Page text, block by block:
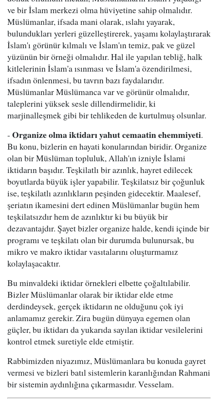
ve bir İslam merkezi olma hüviyetine sahip olmalıdır.
Müslümanlar, ifsada mani olarak, ıslahı yayarak,
bulundukları yerleri güzelleştirerek, yaşamı kolaylaştırarak
İslam'ı görünür kılmalı ve İslam'ın temiz, pak ve güzel
yüzünün bir örneği olmalıdır. Hal ile yapılan tebliğ, halk
kitlelerinin İslam'a ısınması ve İslam'a özendirilmesi,
ifsadın önlenmesi, bu tavrın bazı faydalarıdır.
Müslümanlar Müslümanca var ve görünür olmalıdır,
taleplerini yüksek sesle dillendirmelidir, ki
marjinalleşmek gibi bir tehlikeden de kurtulmuş olsunlar.
- Organize olma iktidarı yahut cemaatin ehemmiyeti.
Bu konu, bizlerin en hayati konularından biridir. Organize
olan bir Müslüman topluluk, Allah'ın izniyle İslami
iktidarın başıdır. Teşkilatlı bir azınlık, hayret edilecek
boyutlarda büyük işler yapabilir. Teşkilatsız bir çoğunluk
ise, teşkilatlı azınlıkların peşinden gidecektir. Maalesef,
şeriatın ikamesini dert edinen Müslümanlar bugün hem
teşkilatsızdır hem de azınlıktır ki bu büyük bir
dezavantajdır. Şayet bizler organize halde, kendi içinde bir
programı ve teşkilatı olan bir durumda bulunursak, bu
mikro ve makro iktidar vasıtalarını oluşturmamız
kolaylaşacaktır.
Bu minvaldeki iktidar örnekleri elbette çoğaltılabilir.
Bizler Müslümanlar olarak bir iktidar elde etme
derdindeysek, gerçek iktidarın ne olduğunu çok iyi
anlamamız gerekir. Zira bugün dünyaya egemen olan
güçler, bu iktidarı da yukarıda sayılan iktidar vesilelerini
kontrol etmek suretiyle elde etmiştir.
Rabbimizden niyazımız, Müslümanlara bu konuda gayret
vermesi ve bizleri batıl sistemlerin karanlığından Rahmani
bir sistemin aydınlığına çıkarmasıdır. Vesselam.